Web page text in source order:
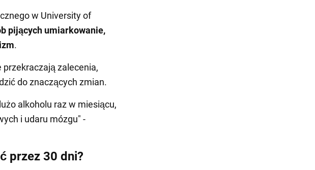
w University of
pijących umiarkowanie,
.
przekraczają zalecenia,
do znaczących zmian.
alkoholu raz w miesiącu,
i udaru mózgu" -
przez 30 dni?